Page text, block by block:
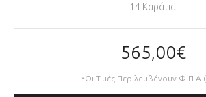
14 Καράτια
565,00€
*Οι Τιμές Περιλαμβάνουν